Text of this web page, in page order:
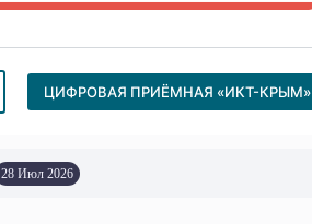
ЦИФРОВАЯ ПРИЁМНАЯ «ИКТ-КРЫМ»
28 Июл 2026